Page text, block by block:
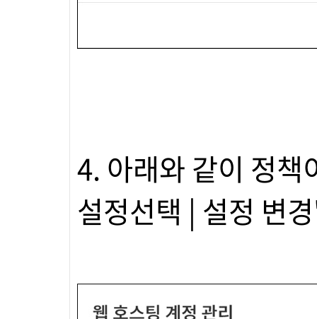
4. 아래와 같이 정책
설정선택 | 설정 변